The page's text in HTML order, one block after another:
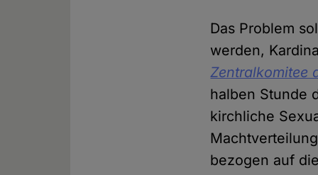
Das Problem
werden,
Zentralkomitee
halben Stunde
kirchliche
bezogen auf